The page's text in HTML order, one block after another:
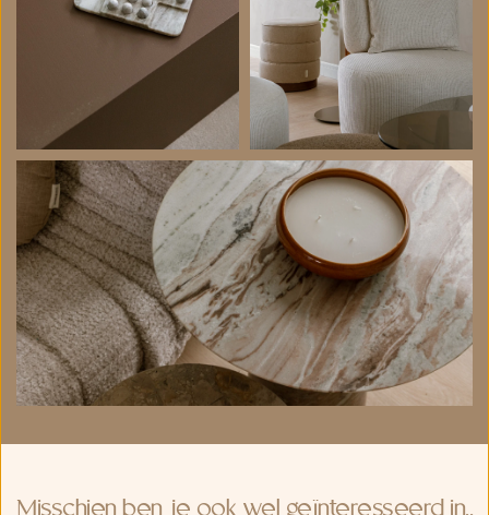
Misschien ben je ook wel geïnteresseerd in..